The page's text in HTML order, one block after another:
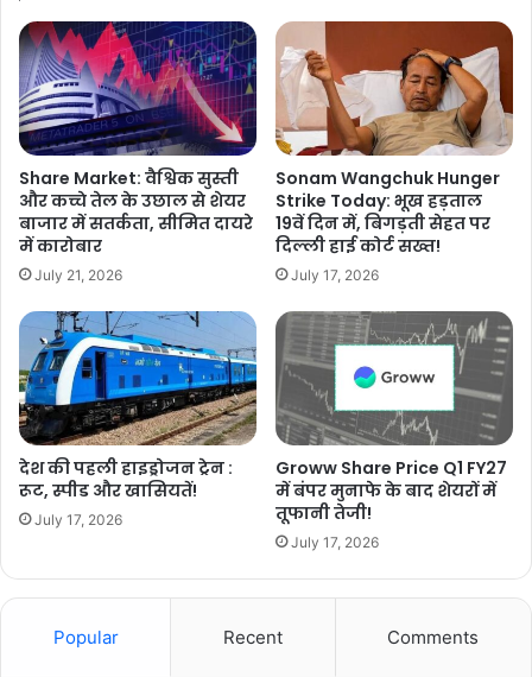
Share Market: वैश्विक सुस्ती
और कच्चे तेल के उछाल से शेयर
बाजार में सतर्कता, सीमित दायरे
में कारोबार
July 21, 2026
Sonam Wangchuk Hunger
Strike Today: भूख हड़ताल
19वें दिन में, बिगड़ती सेहत पर
दिल्ली हाई कोर्ट सख्त!
July 17, 2026
देश की पहली हाइड्रोजन ट्रेन :
रूट, स्पीड और खासियतें!
July 17, 2026
Groww Share Price Q1 FY27
में बंपर मुनाफे के बाद शेयरों में
तूफानी तेजी!
July 17, 2026
Popular Recent Comments